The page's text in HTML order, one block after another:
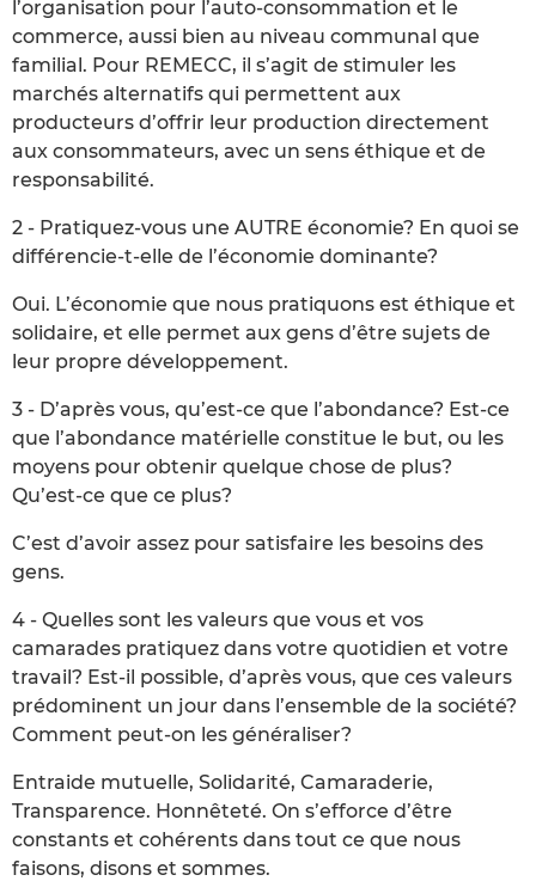
l’organisation pour l’auto-consommation et le
commerce, aussi bien au niveau communal que
familial. Pour REMECC, il s’agit de stimuler les
marchés alternatifs qui permettent aux
producteurs d’offrir leur production directement
aux consommateurs, avec un sens éthique et de
responsabilité.
2 - Pratiquez-vous une AUTRE économie? En quoi se
différencie-t-elle de l’économie dominante?
Oui. L’économie que nous pratiquons est éthique et
solidaire, et elle permet aux gens d’être sujets de
leur propre développement.
3 - D’après vous, qu’est-ce que l’abondance? Est-ce
que l’abondance matérielle constitue le but, ou les
moyens pour obtenir quelque chose de plus?
Qu’est-ce que ce plus?
C’est d’avoir assez pour satisfaire les besoins des
gens.
4 - Quelles sont les valeurs que vous et vos
camarades pratiquez dans votre quotidien et votre
travail? Est-il possible, d’après vous, que ces valeurs
prédominent un jour dans l’ensemble de la société?
Comment peut-on les généraliser?
Entraide mutuelle, Solidarité, Camaraderie,
Transparence. Honnêteté. On s’efforce d’être
constants et cohérents dans tout ce que nous
faisons, disons et sommes.